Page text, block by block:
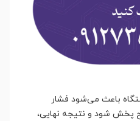
باعث می‌شود فشار
شود و نتیجه نهایی،